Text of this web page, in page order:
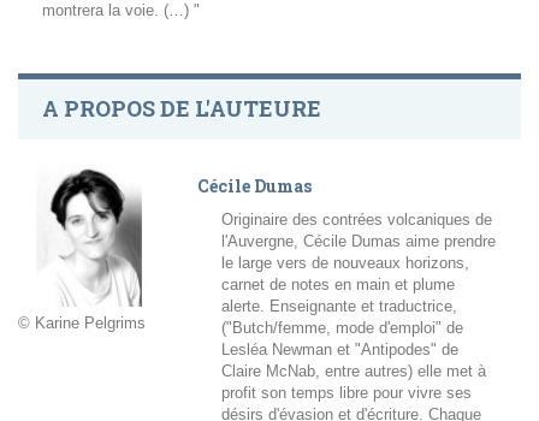
montrera la voie. (…) "
A PROPOS DE L'AUTEURE
© Karine Pelgrims
Cécile Dumas
Originaire des contrées volcaniques de
l'Auvergne, Cécile Dumas aime prendre
le large vers de nouveaux horizons,
carnet de notes en main et plume
alerte. Enseignante et traductrice,
("Butch/femme, mode d'emploi" de
Lesléa Newman et "Antipodes" de
Claire McNab, entre autres) elle met à
profit son temps libre pour vivre ses
désirs d'évasion et d'écriture. Chaque